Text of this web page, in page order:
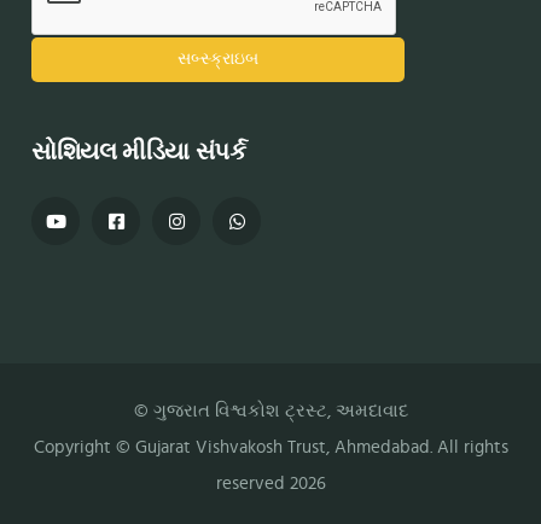
સોશિયલ મીડિયા સંપર્ક
© ગુજરાત વિશ્વકોશ ટ્રસ્ટ, અમદાવાદ
Copyright © Gujarat Vishvakosh Trust, Ahmedabad. All rights
reserved 2026